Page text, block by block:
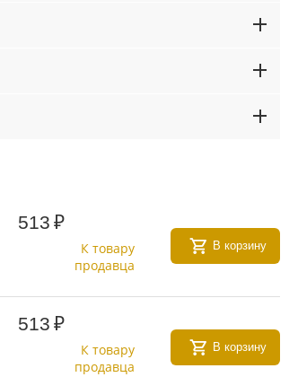
513 ₽
К товару
продавца
В корзину
513 ₽
К товару
продавца
В корзину